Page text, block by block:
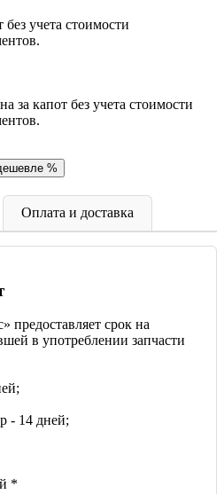
без учета стоимости
за капот без учета стоимости
%
Оплата и доставка
срок на
в употреблении запчасти
14 дней;
*